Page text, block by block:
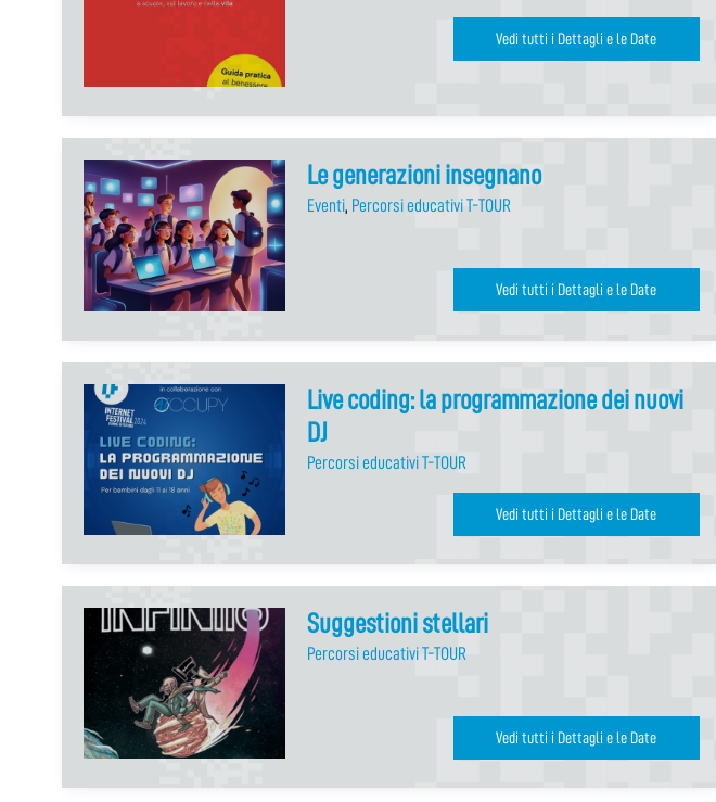
Vedi tutti i Dettagli e le Date
Le generazioni insegnano
Eventi, Percorsi educativi T-TOUR
Vedi tutti i Dettagli e le Date
Live coding: la programmazione dei nuovi
DJ
Percorsi educativi T-TOUR
Vedi tutti i Dettagli e le Date
Suggestioni stellari
Percorsi educativi T-TOUR
Vedi tutti i Dettagli e le Date